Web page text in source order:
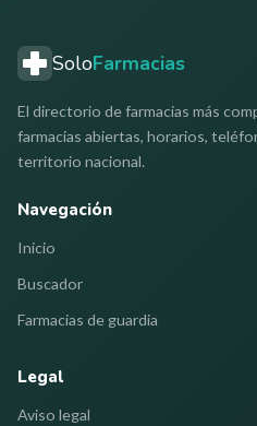
SoloFarmacias
El directorio de farmacias más
farmacias abiertas, horarios,
territorio nacional.
Navegación
Inicio
Buscador
Farmacias de guardia
Legal
Aviso legal